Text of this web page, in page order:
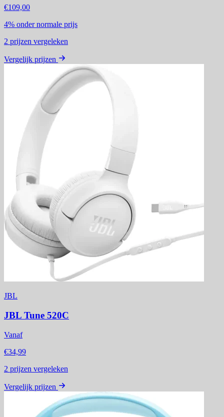
€109,00
4% onder normale prijs
2 prijzen vergeleken
Vergelijk prijzen
JBL
JBL Tune 520C
Vanaf
€34,99
2 prijzen vergeleken
Vergelijk prijzen